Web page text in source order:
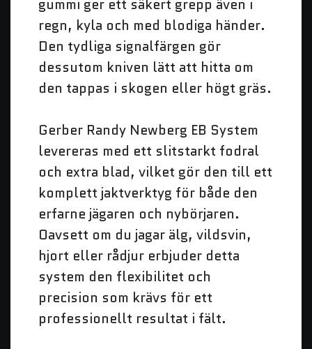
gummi ger ett säkert grepp även i
regn, kyla och med blodiga händer.
Den tydliga signalfärgen gör
dessutom kniven lätt att hitta om
den tappas i skogen eller högt gräs.
Gerber Randy Newberg EB System
levereras med ett slitstarkt fodral
och extra blad, vilket gör den till ett
komplett jaktverktyg för både den
erfarne jägaren och nybörjaren.
Oavsett om du jagar älg, vildsvin,
hjort eller rådjur erbjuder detta
system den flexibilitet och
precision som krävs för ett
professionellt resultat i fält.